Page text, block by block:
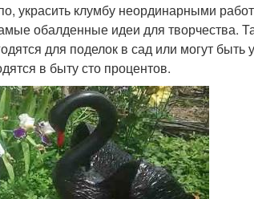
украсить клумбу неординарными
обалденные идеи для творчества.
для поделок в сад или могут быть
в быту сто процентов.